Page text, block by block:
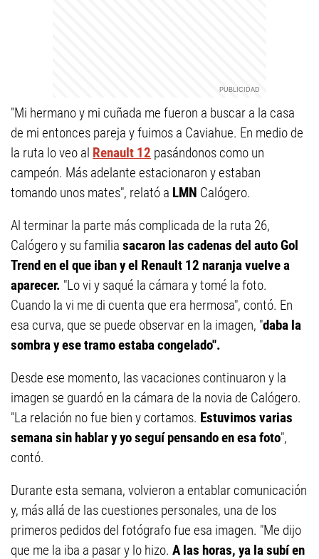
"Mi hermano y mi cuñada me fueron a buscar a la casa
de mi entonces pareja y fuimos a Caviahue. En medio de
la ruta lo veo al Renault 12 pasándonos como un
campeón. Más adelante estacionaron y estaban
tomando unos mates", relató a LMN Calógero.
Al terminar la parte más complicada de la ruta 26,
Calógero y su familia sacaron las cadenas del auto Gol
Trend en el que iban y el Renault 12 naranja vuelve a
aparecer. "Lo vi y saqué la cámara y tomé la foto.
Cuando la vi me di cuenta que era hermosa", contó. En
esa curva, que se puede observar en la imagen, "daba la
sombra y ese tramo estaba congelado".
Desde ese momento, las vacaciones continuaron y la
imagen se guardó en la cámara de la novia de Calógero.
"La relación no fue bien y cortamos. Estuvimos varias
semana sin hablar y yo seguí pensando en esa foto",
contó.
Durante esta semana, volvieron a entablar comunicación
y, más allá de las cuestiones personales, una de los
primeros pedidos del fotógrafo fue esa imagen. "Me dijo
que me la iba a pasar y lo hizo. A las horas, ya la subí en